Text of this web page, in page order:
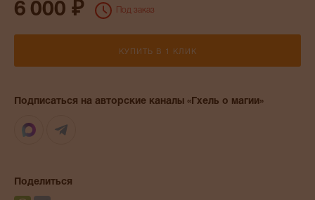
6 000 ₽ Под заказ
КУПИТЬ В 1 КЛИК
Подписаться на авторские каналы «Гхель о магии»
Max
Поделиться